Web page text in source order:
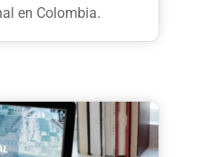
en Colombia.